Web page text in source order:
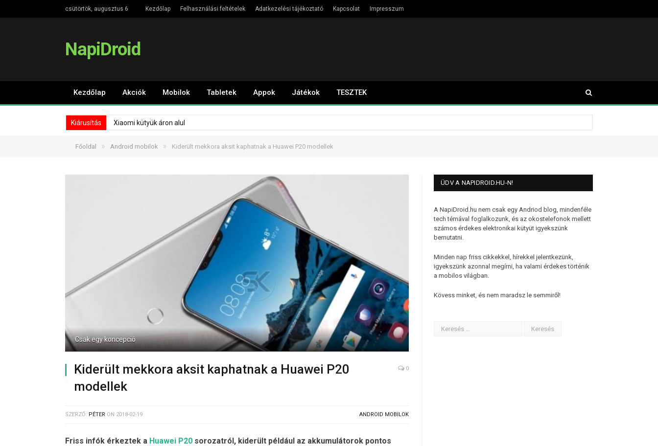
csütörtök, augusztus 6 Kezdőlap Felhasználási feltételek Adatkezelési tájékoztató Kapcsolat Impresszum
NapiDroid
Kezdőlap Akciók Mobilok Tabletek Appok Játékok TESZTEK
Kiárusítás Xiaomi kütyük áron alul
Főoldal » Android mobilok » Kiderült mekkora aksit kaphatnak a Huawei P20 modellek
Csak egy koncepció
Kiderült mekkora aksit kaphatnak a Huawei P20
modellek
0
SZERZŐ: PÉTER ON 2018-02-19 ANDROID MOBILOK
Friss infók érkeztek a Huawei P20 sorozatról, kiderült például az akkumulátorok pontos
ÜDV A NAPIDROID.HU-N!
A NapiDroid.hu nem csak egy Andriod blog, mindenféle
tech témával foglalkozunk, és az okostelefonok mellett
számos érdekes elektronikai kütyüt igyekszünk
bemutatni.
Minden nap friss cikkekkel, hírekkel jelentkezünk,
igyekszünk azonnal megírni, ha valami érdekes történik
a mobilos világban.
Kövess minket, és nem maradsz le semmiről!